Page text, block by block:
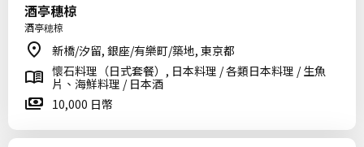
酒亭穗椋
酒亭穂椋
新橋/汐留, 銀座/有樂町/築地, 東京都
懷石料理（日式套餐）, 日本料理 / 各類日本料理 / 生魚
片、海鮮料理 / 日本酒
10,000 日幣